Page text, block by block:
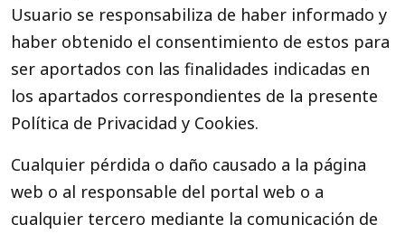
Usuario se responsabiliza de haber informado y
haber obtenido el consentimiento de estos para
ser aportados con las finalidades indicadas en
los apartados correspondientes de la presente
Política de Privacidad y Cookies.
Cualquier pérdida o daño causado a la página
web o al responsable del portal web o a
cualquier tercero mediante la comunicación de